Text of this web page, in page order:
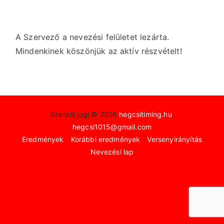
A Szervező a nevezési felületet lezárta.
Mindenkinek köszönjük az aktív részvételt!
Szerzői jogi © 2026 hegcsitiming.hu.
hegcsi1015@gmail.com
Eredmények
Korábbi eredmények
Versenyirányítás
Nevezési lap